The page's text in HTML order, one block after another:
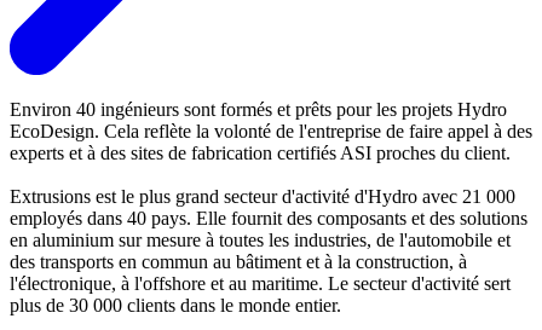
Environ 40 ingénieurs sont formés et prêts pour les projets Hydro
EcoDesign. Cela reflète la volonté de l'entreprise de faire appel à des
experts et à des sites de fabrication certifiés ASI proches du client.
Extrusions est le plus grand secteur d'activité d'Hydro avec 21 000
employés dans 40 pays. Elle fournit des composants et des solutions
en aluminium sur mesure à toutes les industries, de l'automobile et
des transports en commun au bâtiment et à la construction, à
l'électronique, à l'offshore et au maritime. Le secteur d'activité sert
plus de 30 000 clients dans le monde entier.